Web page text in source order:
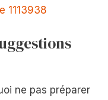
1113938
ne pas préparer